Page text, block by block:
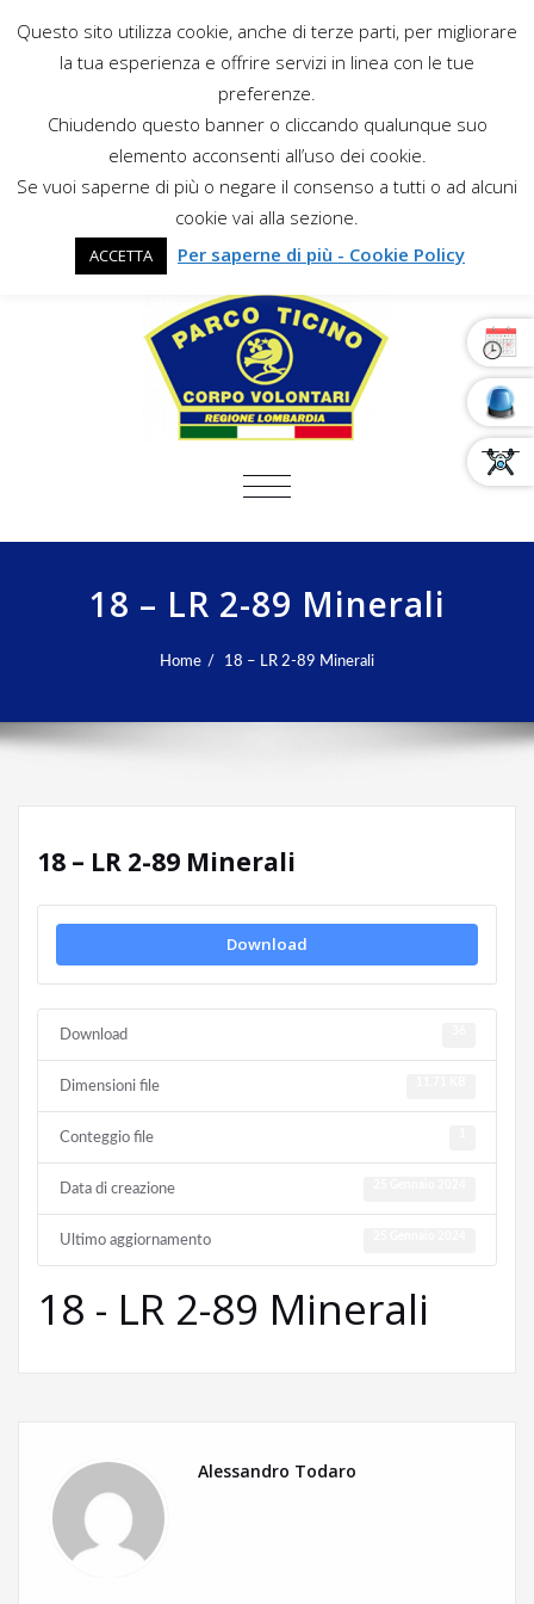
COMMUTA NAVIGAZIONE
18 – LR 2-89 Minerali
Home 18 – LR 2-89 Minerali
18 – LR 2-89 Minerali
Download
Download
Dimensioni file
Conteggio file
Data di creazione
Ultimo aggiornamento
18 - LR 2-89 Minerali
Alessandro Todaro
Questo sito utilizza cookie, anche di terze parti, per migliorare
la tua esperienza e offrire servizi in linea con le tue
preferenze.
Chiudendo questo banner o cliccando qualunque suo
elemento acconsenti all’uso dei cookie.
Se vuoi saperne di più o negare il consenso a tutti o ad alcuni
cookie vai alla sezione.
ACCETTA Per saperne di più - Cookie Policy